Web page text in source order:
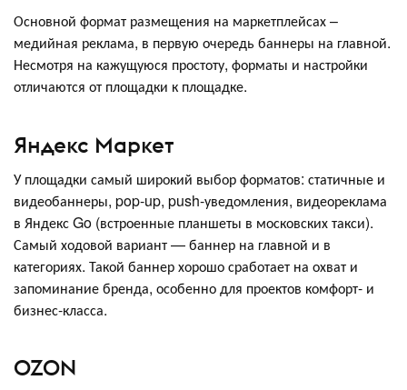
Основной формат размещения на маркетплейсах –
медийная реклама, в первую очередь баннеры на главной.
Несмотря на кажущуюся простоту, форматы и настройки
отличаются от площадки к площадке.
Яндекс Маркет
У площадки самый широкий выбор форматов: статичные и
видеобаннеры, pop-up, push-уведомления, видеореклама
в Яндекс Go (встроенные планшеты в московских такси).
Самый ходовой вариант — баннер на главной и в
категориях. Такой баннер хорошо сработает на охват и
запоминание бренда, особенно для проектов комфорт- и
бизнес-класса.
OZON